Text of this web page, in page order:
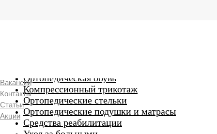
Ортопедическая обувь
Компрессионный трикотаж
Ортопедические стельки
Ортопедические подушки и матрасы
Средства реабилитации
Вакансии
Контакты
Статьи
Акции